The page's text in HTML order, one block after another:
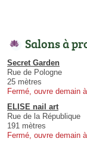
Salons à
Secret Garden
Rue de Pologne
25 mètres
Fermé, ouvre demain
ELISE nail art
Rue de la République
191 mètres
Fermé, ouvre demain